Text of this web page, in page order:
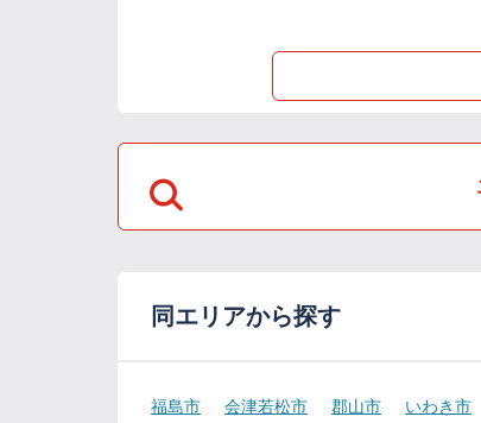
同エリアから探す
福島市 会津若松市 郡山市 いわき市